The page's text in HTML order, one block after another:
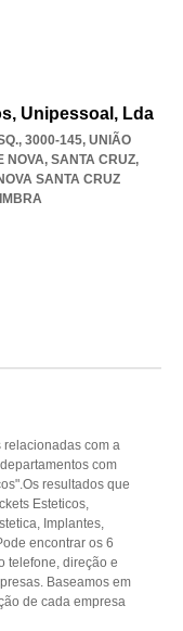
Unipessoal, Lda
3000-145, UNIÃO
NOVA, SANTA CRUZ,
SANTA CRUZ
relacionadas com a
com
resultados que
Esteticos,
Implantes,
encontrar os 6
telefone, direção e
Baseamos em
de cada empresa